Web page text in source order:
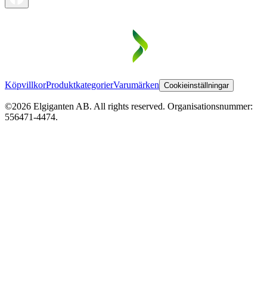
KöpvillkorProduktkategorierVarumärken Cookieinställningar
©2026 Elgiganten AB. All rights reserved. Organisationsnummer:
556471-4474.